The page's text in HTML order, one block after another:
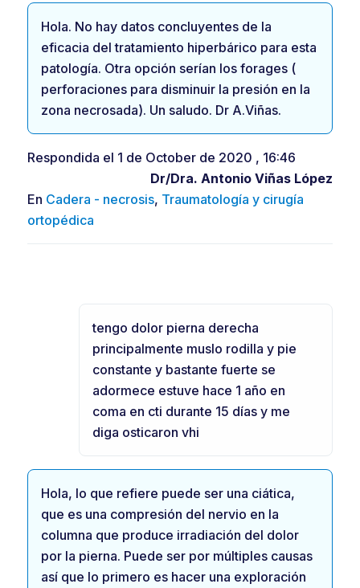
Hola. No hay datos concluyentes de la
eficacia del tratamiento hiperbárico para esta
patología. Otra opción serían los forages (
perforaciones para disminuir la presión en la
zona necrosada). Un saludo. Dr A.Viñas.
Respondida el 1 de October de 2020 , 16:46
Dr/Dra. Antonio Viñas López
En Cadera - necrosis, Traumatología y cirugía
ortopédica
tengo dolor pierna derecha
principalmente muslo rodilla y pie
constante y bastante fuerte se
adormece estuve hace 1 año en
coma en cti durante 15 días y me
diga osticaron vhi
Hola, lo que refiere puede ser una ciática,
que es una compresión del nervio en la
columna que produce irradiación del dolor
por la pierna. Puede ser por múltiples causas
así que lo primero es hacer una exploración